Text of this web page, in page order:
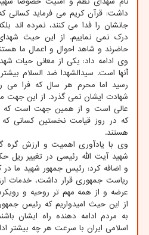
داشت: قرآن کریم می فرماید کسانی
جانشان را فدا می کنند، نمرده اند
درک نمی نماییم. از این حیث
حاضرند و شاهد احوال و اعمال ما
وی ادامه داد: یکی از معانی حیات
رسید اما محرم هر سال که فرا می
شهادت ایشان نمی گذرد. از این جهت
عالی است و از همین جهت است که
که در روز قیامت نخستین کسانی
هستند.
وی با یادآوری اهمیت و ارزش گره
شهید آیت الله رئیسی در تغییر ریل
و اضافه کرد: رئیس جمهور شهید ما در
ریاست جمهوری قرار داشت، خدمات
عرضه و از همه مهم تر روحیه و
از این حیث امیدواریم که رئیس
به مردم ادامه دهنده راه ایشان
اسلامی ایران با سرعت هر چه بیشتر